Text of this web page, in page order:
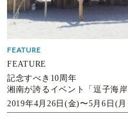
FEATURE
FEATURE
記念すべき10周年
湘南が誇るイベント「逗子海
2019年4月26日(金)〜5月6日(月